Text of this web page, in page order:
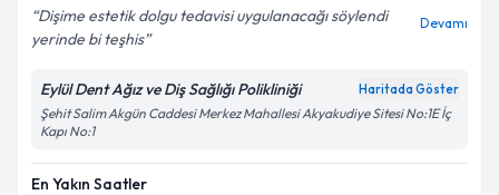
Kişisel verilerimin işlenmesine ilişkin
kapsamda işlenmesini kabul ediyorum.
Takvim Talebini Gönder
Dişime estetik dolgu tedavisi uygulanacağı söylendi
yerinde bi teşhis
Devamı
Eylül Dent Ağız ve Diş Sağlığı Polikliniği Haritada Göster
Şehit Salim Akgün Caddesi Merkez Mahallesi Akyakudiye Sitesi No:1E İç
Kapı No:1
En Yakın Saatler